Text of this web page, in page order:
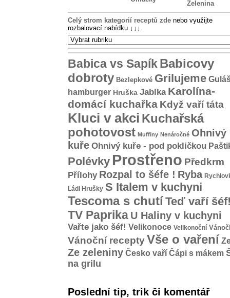
Zelenina
Celý strom kategorií receptů zde nebo využijte
rozbalovací nabídku ↓↓↓
Babica vs Sapík Babicovy
dobroty Bezlepkové Grilujeme
hamburger Hruška Jablka Karolína-
domácí kuchařka Když vaří táta
Kluci v akci Kuchařská
pohotovost Muffiny Nenáročné Ohnivý
kuře Ohnivý kuře - pod pokličkou
Polévky Prostřeno Předkrm
Přílohy Rozpal to šéfe ! Ryba
Ládi Hrušky S Italem v kuchyni
Tescoma s chutíTeď vaří šéf!
TV Paprika U Haliny v kuchyni
Vařte jako šéf! Velikonoce Velikonoční
Vánoční receptyVše o vaření
Ze zeleniny Česko vaří Čápi s mákem
na grilu
Poslední tip, trik či komentář